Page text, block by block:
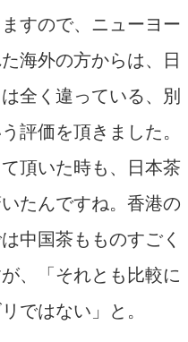
すので、ニューヨー
海外の方からは、日
全く違っている、別
評価を頂きました。
頂いた時も、日本茶
たんですね。香港の
中国茶もものすごく
、「それとも比較に
ではない」と。